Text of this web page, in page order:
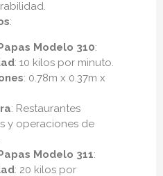
:
Modelo 310:
: 10 kilos por minuto.
: 0.78m x 0.37m x
: Restaurantes
y operaciones de
Modelo 311:
: 20 kilos por